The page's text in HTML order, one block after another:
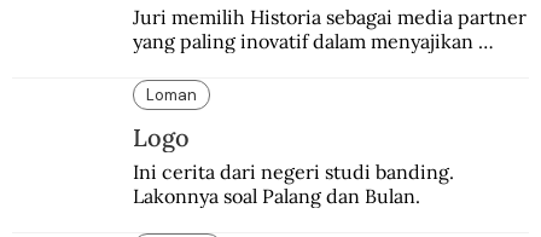
Juri memilih Historia sebagai media partner
yang paling inovatif dalam menyajikan
Loman
Logo
Ini cerita dari negeri studi banding.
Lakonnya soal Palang dan Bulan.